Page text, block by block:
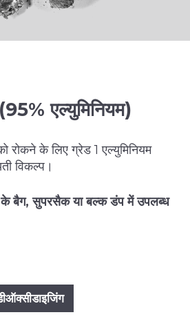
एल्युमिनियम)
रोकने के लिए ग्रेड 1 एल्युमिनियम
विकल्प।
बैग, सुपरसैक या बल्क डंप में उपलब्ध